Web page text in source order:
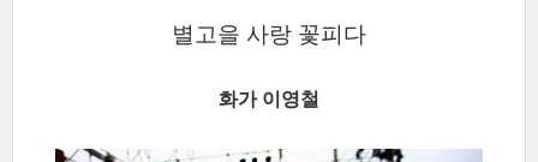
별고을 사랑 꽃피다
화가 이영철